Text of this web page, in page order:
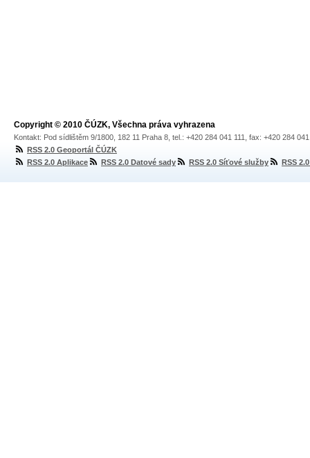
Copyright © 2010 ČÚZK, Všechna práva vyhrazena
Kontakt: Pod sídlištěm 9/1800, 182 11 Praha 8, tel.: +420 284 041 111, fax: +420 284
RSS 2.0 Geoportál ČÚZK
RSS 2.0 Aplikace
RSS 2.0 Datové sady RSS 2.0 Síťové služby RSS